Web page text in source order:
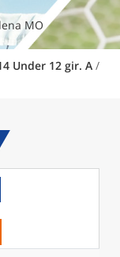
MO
Under 12 gir. A/